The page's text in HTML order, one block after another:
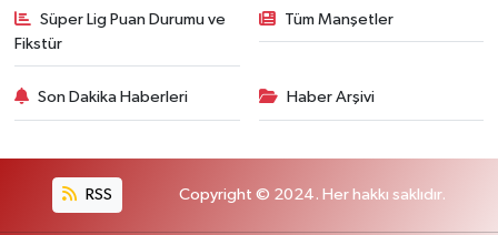
Süper Lig Puan Durumu ve
Fikstür
Tüm Manşetler
Son Dakika Haberleri Haber Arşivi
RSS Copyright © 2024. Her hakkı saklıdır.